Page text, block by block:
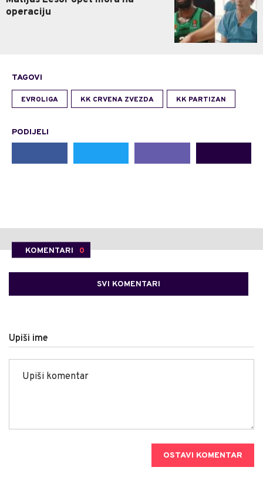
operaciju
TAGOVI
EVROLIGA KK CRVENA ZVEZDA KK PARTIZAN
PODIJELI
KOMENTARI 0
SVI KOMENTARI
Upiši ime
OSTAVI KOMENTAR